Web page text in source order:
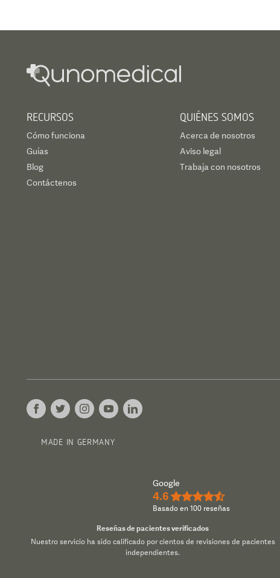
RECURSOS
Cómo funciona
Guías
Blog
Contáctenos
QUIÉNES SOMOS
Acerca de nosotros
Aviso legal
Trabaja con nosotros
MADE IN GERMANY
Google
4.6 ★★★★½
Basado en 100 reseñas
Reseñas de pacientes verificados
Nuestro servicio ha sido calificado por cientos de revisiones de pacientes
independientes.